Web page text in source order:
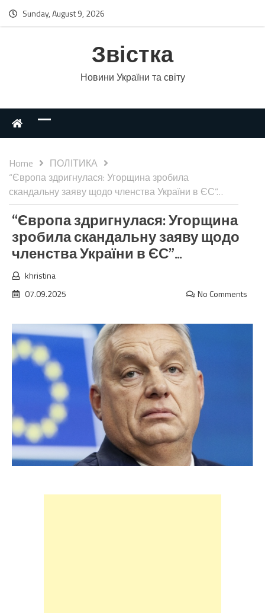
Sunday, August 9, 2026
Звістка
Новини України та світу
Home
ПОЛІТИКА
“Європа здригнулася: Угорщина зробила
скандальну заяву щодо членства України в ЄС”…
“Європа здригнулася: Угорщина
зробила скандальну заяву щодо
членства України в ЄС”…
khristina
07.09.2025
No Comments